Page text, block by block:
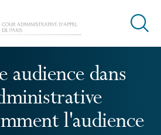
Ouvrir
audience dans
l'audience